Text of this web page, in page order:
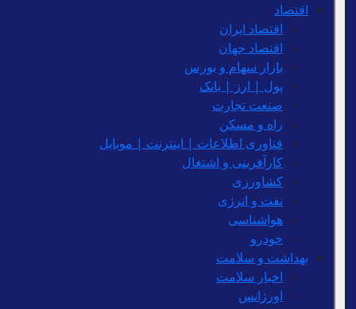
اقتصاد
اقتصاد ایران
اقتصاد جهان
بازار سهام و بورس
پول | ارز | بانک
صنعت تجارت
راه و مسکن
فناوری اطلاعات | اینترنت | موبایل
کارآفرینی و اشتغال
کشاورزی
نفت و انرژی
هواشناسی
خودرو
بهداشت و سلامت
اخبار سلامت
اورژانس